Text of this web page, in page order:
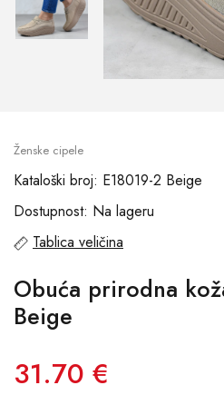
Ženske cipele
Kataloški broj: E18019-2 Beige
Dostupnost: Na lageru
Tablica veličina
Obuća prirodna
Beige
31.70 €